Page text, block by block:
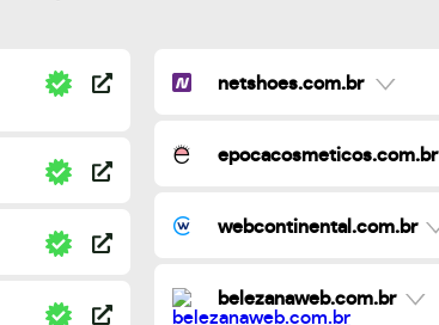
netshoes.com.br
epocacosmeticos.com.br
webcontinental.com.br
belezanaweb.com.br